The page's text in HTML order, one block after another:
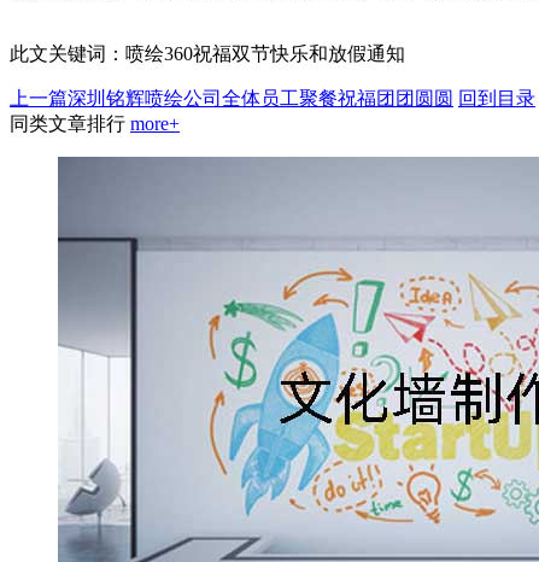
此文关键词：喷绘360祝福双节快乐和放假通知
上一篇深圳铭辉喷绘公司全体员工聚餐祝福团团圆圆 回到目录
同类文章排行 more+